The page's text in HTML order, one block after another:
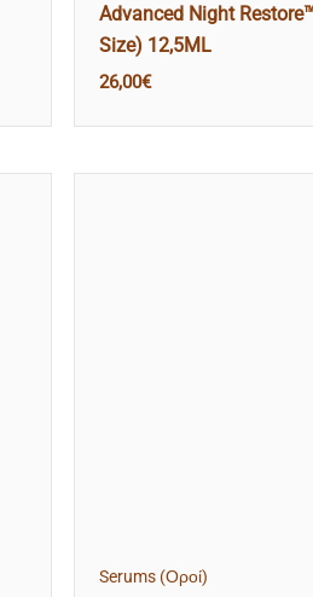
Advanced Night
Size) 12,5ML
26,00€
Serums (Οροί)